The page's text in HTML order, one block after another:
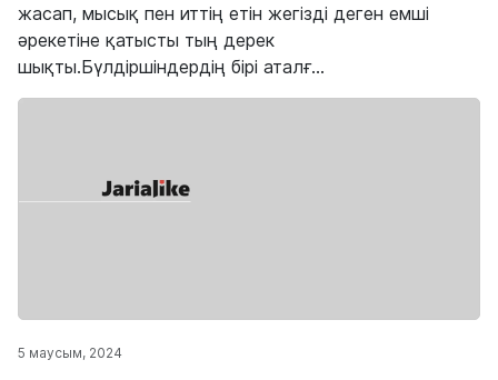
жасап, мысық пен иттің етін жегізді деген емші
әрекетіне қатысты тың дерек
шықты.Бүлдіршіндердің бірі аталғ...
5 маусым, 2024